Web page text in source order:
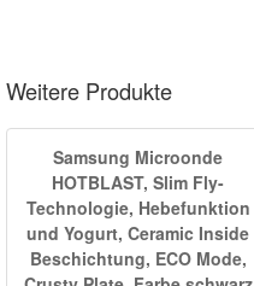
Weitere Produkte
Samsung Microonde
HOTBLAST, Slim Fly-
Technologie, Hebefunktion
und Yogurt, Ceramic Inside
Beschichtung, ECO Mode,